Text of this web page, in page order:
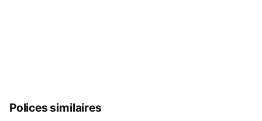
Polices similaires